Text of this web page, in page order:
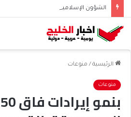
الرئيسية / منوعات
منوعات